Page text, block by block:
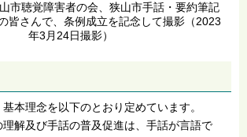
市聴覚障害者の会、狭山市手話・要約筆記
皆さんで、条例成立を記念して撮影（2023
年3月24日撮影）
本理念を以下のとおり定めています。
解及び手話の普及促進は、手話が言語で